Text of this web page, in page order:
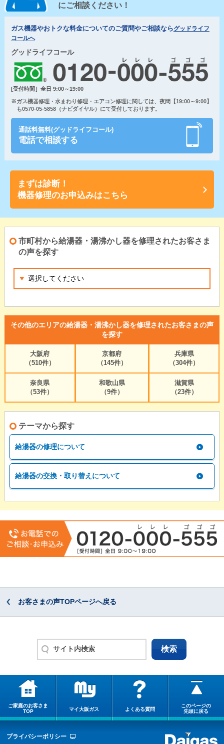
にご相談ください！
ガス機器やおトクな料金についてのご質問やご相談ならグッドライフ
コールへ
グッドライフコール
[受付時間］全日 9:00～19:00
※ガス機器修理・水まわり修理・エアコン修理に関しては、夜間【19:00～9:00】
も0570-05-5858（ナビダイヤル）にて受付しております。
通話料無料(グッドライフコール)
電話で相談する
まずは診断！
機器修理のお申込みはこちら
市町村から給湯器・湯沸かし器を修理されたお客さま
の声を探す
その他のエリアの給湯器・湯沸かし器を修理されたお客さまの声
を探す
大阪府
（510件）
京都府
（145件）
兵庫県
（304件）
奈良県
（53件）
和歌山県
（9件）
滋賀県
（23件）
テーマから探す
給湯器の修理について
給湯器の交換・取り替えについて
お客さまの声TOPページへ戻る
ご家庭のお客さま
TOP
マイ大阪ガス よくある質問
このページの
先頭に戻る
プライバシーポリシー